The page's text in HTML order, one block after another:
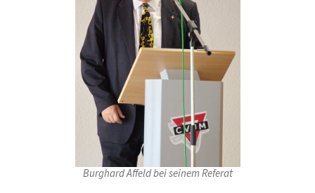
Burghard Affeld bei seinem Referat